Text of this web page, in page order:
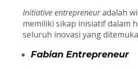
Initiative entrepreneuradalah
memiliki sikap inisiatif dalam
seluruh inovasi yang
Fabian Entrepreneur